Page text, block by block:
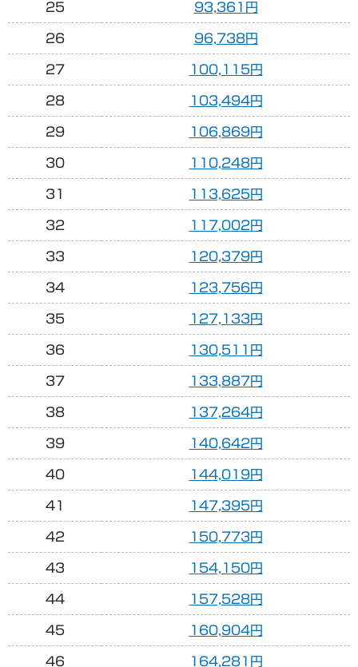
25 93,361円
26 96,738円
27 100,115円
28 103,494円
29 106,869円
30 110,248円
31 113,625円
32 117,002円
33 120,379円
34 123,756円
35 127,133円
36 130,511円
37 133,887円
38 137,264円
39 140,642円
40 144,019円
41 147,395円
42 150,773円
43 154,150円
44 157,528円
45 160,904円
46 164,281円